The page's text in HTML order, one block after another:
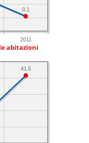
2011
0.1
abitazioni
41.5